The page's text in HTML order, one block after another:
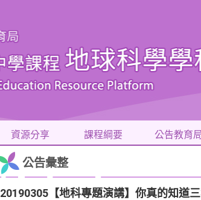
資源分享 課程綱要 公告教育
公告彙整
20190305【地科專題演講】你真的知道